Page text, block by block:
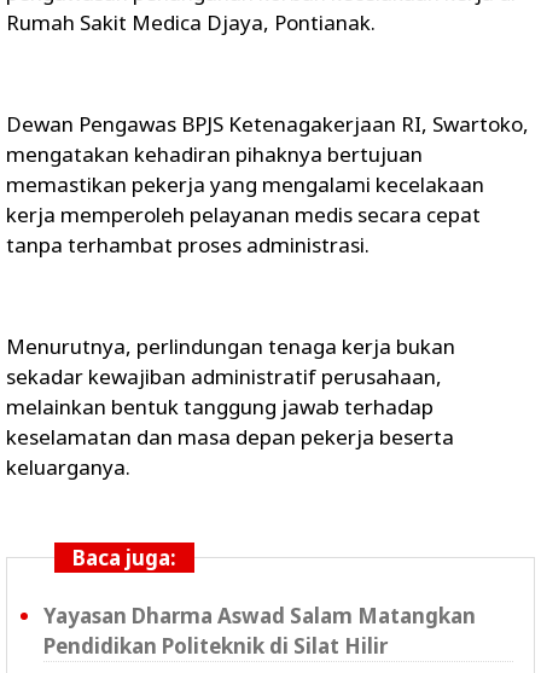
Rumah Sakit Medica Djaya, Pontianak.
Dewan Pengawas BPJS Ketenagakerjaan RI, Swartoko,
mengatakan kehadiran pihaknya bertujuan
memastikan pekerja yang mengalami kecelakaan
kerja memperoleh pelayanan medis secara cepat
tanpa terhambat proses administrasi.
Menurutnya, perlindungan tenaga kerja bukan
sekadar kewajiban administratif perusahaan,
melainkan bentuk tanggung jawab terhadap
keselamatan dan masa depan pekerja beserta
keluarganya.
Baca juga:
Yayasan Dharma Aswad Salam Matangkan
Pendidikan Politeknik di Silat Hilir